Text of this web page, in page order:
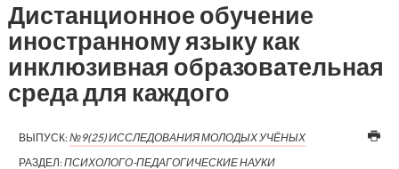
Дистанционное обучение
иностранному языку как
инклюзивная образовательная
среда для каждого
ВЫПУСК:№9(25) ИССЛЕДОВАНИЯ МОЛОДЫХ УЧЁНЫХ
РАЗДЕЛ:ПСИХОЛОГО-ПЕДАГОГИЧЕСКИЕ НАУКИ